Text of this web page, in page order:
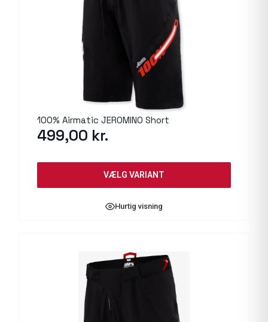
100% Airmatic JEROMINO Short
499,00 kr.
VÆLG VARIANT
Hurtig visning